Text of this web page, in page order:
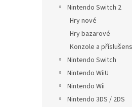
Nintendo Switch 2
Hry nové
Hry bazarové
Konzole a
Nintendo Switch
Nintendo WiiU
Nintendo Wii
Nintendo 3DS / 2DS